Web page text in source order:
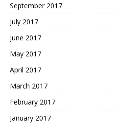
September 2017
July 2017
June 2017
May 2017
April 2017
March 2017
February 2017
January 2017